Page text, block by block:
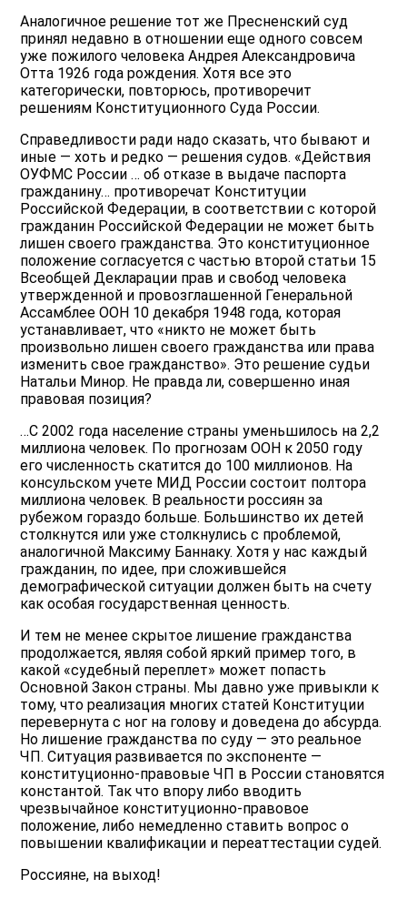
Аналогичное решение тот же Пресненский суд
принял недавно в отношении еще одного совсем
уже пожилого человека Андрея Александровича
Отта 1926 года рождения. Хотя все это
категорически, повторюсь, противоречит
решениям Конституционного Суда России.
Справедливости ради надо сказать, что бывают и
иные — хоть и редко — решения судов. «Действия
ОУФМС России … об отказе в выдаче паспорта
гражданину… противоречат Конституции
Российской Федерации, в соответствии с которой
гражданин Российской Федерации не может быть
лишен своего гражданства. Это конституционное
положение согласуется с частью второй статьи 15
Всеобщей Декларации прав и свобод человека
утвержденной и провозглашенной Генеральной
Ассамблее ООН 10 декабря 1948 года, которая
устанавливает, что «никто не может быть
произвольно лишен своего гражданства или права
изменить свое гражданство». Это решение судьи
Натальи Минор. Не правда ли, совершенно иная
правовая позиция?
…С 2002 года население страны уменьшилось на 2,2
миллиона человек. По прогнозам ООН к 2050 году
его численность скатится до 100 миллионов. На
консульском учете МИД России состоит полтора
миллиона человек. В реальности россиян за
рубежом гораздо больше. Большинство их детей
столкнутся или уже столкнулись с проблемой,
аналогичной Максиму Баннаку. Хотя у нас каждый
гражданин, по идее, при сложившейся
демографической ситуации должен быть на счету
как особая государственная ценность.
И тем не менее скрытое лишение гражданства
продолжается, являя собой яркий пример того, в
какой «судебный переплет» может попасть
Основной Закон страны. Мы давно уже привыкли к
тому, что реализация многих статей Конституции
перевернута с ног на голову и доведена до абсурда.
Но лишение гражданства по суду — это реальное
ЧП. Ситуация развивается по экспоненте —
конституционно-правовые ЧП в России становятся
константой. Так что впору либо вводить
чрезвычайное конституционно-правовое
положение, либо немедленно ставить вопрос о
повышении квалификации и переаттестации судей.
Россияне, на выход!